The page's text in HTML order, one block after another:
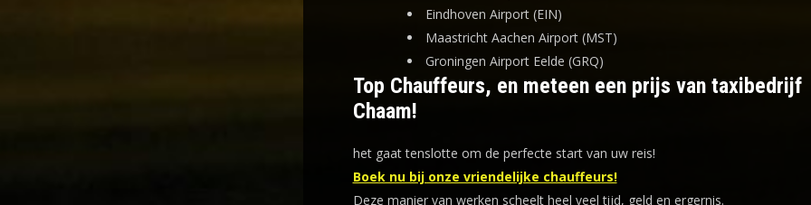
Eindhoven Airport (EIN)
Maastricht Aachen Airport (MST)
Groningen Airport Eelde (GRQ)
Top Chauffeurs, en meteen een prijs van taxibedrijf
Chaam!
het gaat tenslotte om de perfecte start van uw reis!
Boek nu bij onze vriendelijke chauffeurs!
Deze manier van werken scheelt heel veel tijd, geld en ergernis.